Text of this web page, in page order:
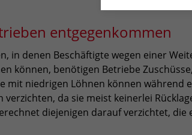
entgegenkommen
in denen Beschäftigte wegen einer
können, benötigen Betriebe
mit niedrigen Löhnen können
verzichten, da sie meist keinerlei
diejenigen darauf verzichtet,